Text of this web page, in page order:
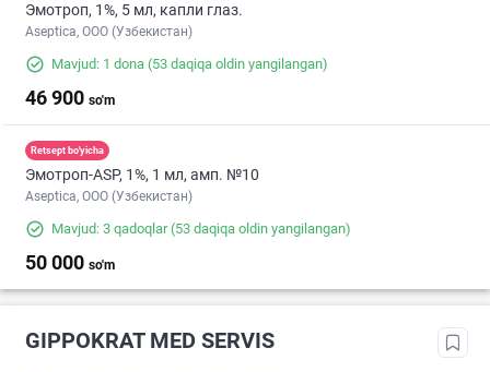
Эмотроп, 1%, 5 мл, капли глаз.
Aseptica, ООО (Узбекистан)
Mavjud: 1 dona (53 daqiqa oldin yangilangan)
46 900 so'm
Retsept bo'yicha
Эмотроп-ASР, 1%, 1 мл, амп. №10
Aseptica, ООО (Узбекистан)
Mavjud: 3 qadoqlar(53 daqiqa oldin yangilangan)
50 000 so'm
GIPPOKRAT MED SERVIS